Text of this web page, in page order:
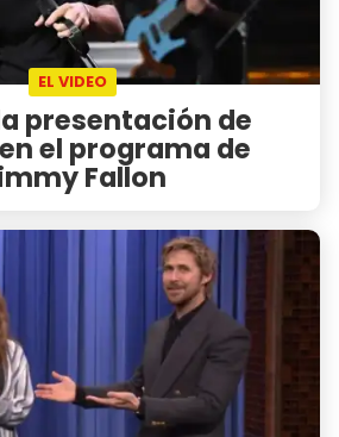
EL VIDEO
presentación de
el programa de
Fallon